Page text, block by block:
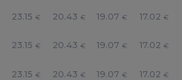
23.15 € 20.43 € 19.07 € 17.02 €
23.15 € 20.43 € 19.07 € 17.02 €
23.15 € 20.43 € 19.07 € 17.02 €